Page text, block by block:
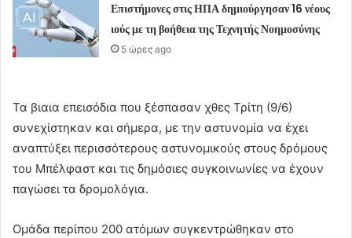
Επιστήμονες στις ΗΠΑ δημιούργησαν 16 νέους
ιούς με τη βοήθεια της Τεχνητής Νοημοσύνης
5 ώρες ago
Τα βιαια επεισόδια που ξέσπασαν χθες Τρίτη (9/6)
συνεχίστηκαν και σήμερα, με την αστυνομία να έχει
αναπτύξει περισσότερους αστυνομικούς στους δρόμους
του Μπέλφαστ και τις δημόσιες συγκοινωνίες να έχουν
παγώσει τα δρομολόγια.
Ομάδα περίπου 200 ατόμων συγκεντρώθηκαν στο